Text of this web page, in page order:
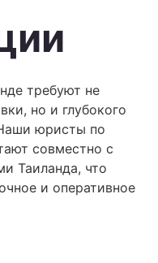
требуют не
но и глубокого
юристы по
совместно с
Таиланда, что
и оперативное